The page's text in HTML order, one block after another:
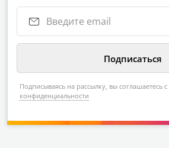
Подписываясь на рассылку, вы соглашаетесь с
конфиденциальности